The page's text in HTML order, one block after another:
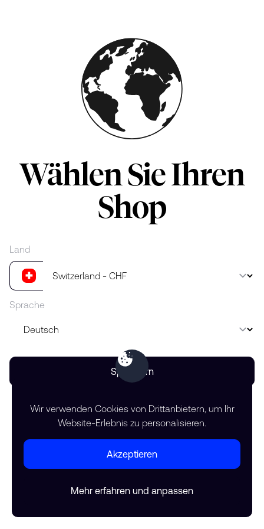
Wählen Sie Ihren
Shop
Land
Sprache
Speichern
Wir verwenden Cookies von Drittanbietern, um Ihr
Website-Erlebnis zu personalisieren.
Akzeptieren
Mehr erfahren und anpassen